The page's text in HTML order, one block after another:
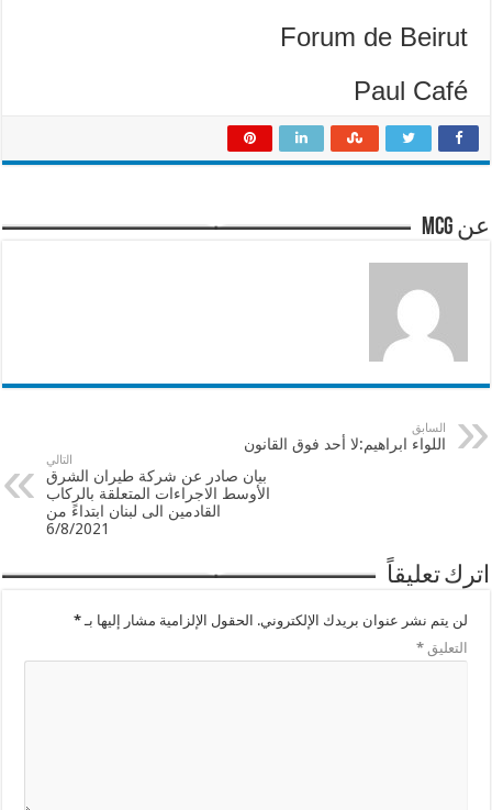
Forum de Beirut
Paul Café
عن mcg
السابق
اللواء ابراهيم:لا أحد فوق القانون
التالي
بيان صادر عن شركة طيران الشرق
الأوسط الاجراءات المتعلقة بالركاب
القادمين الى لبنان ابتداءً من
6/8/2021
اترك تعليقاً
لن يتم نشر عنوان بريدك الإلكتروني. الحقول الإلزامية مشار إليها بـ*
التعليق*